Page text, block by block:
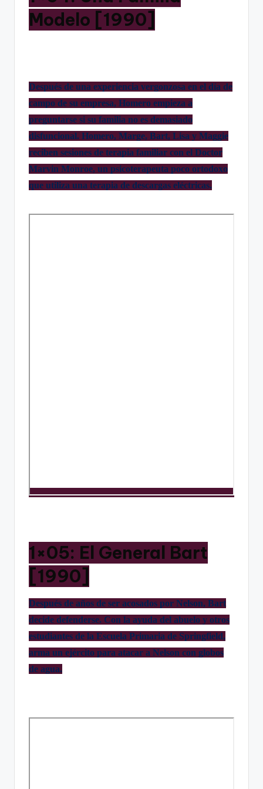
Modelo [1990]
Después de una experiencia vergonzosa en el día de
campo de su empresa, Homero empieza a
preguntarse si su familia no es demasiado
disfuncional. Homero, Marge, Bart, Lisa y Maggie
reciben sesiones de terapia familiar con el Doctor
Marvin Monroe, un psicoterapeuta poco ortodoxo
que utiliza una terapia de descargas eléctricas.
1×05: El General Bart
[1990]
Después de años de ser acosados por Nelson, Bart
decide defenderse. Con la ayuda del abuelo y otros
estudiantes de la Escuela Primaria de Springfield,
arma un ejército para atacar a Nelson con globos
de agua.